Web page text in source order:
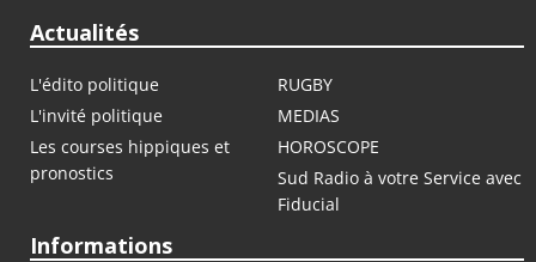
Actualités
L'édito politique
RUGBY
L'invité politique
MEDIAS
Les courses hippiques et
pronostics
HOROSCOPE
Sud Radio à votre Service avec
Fiducial
Informations